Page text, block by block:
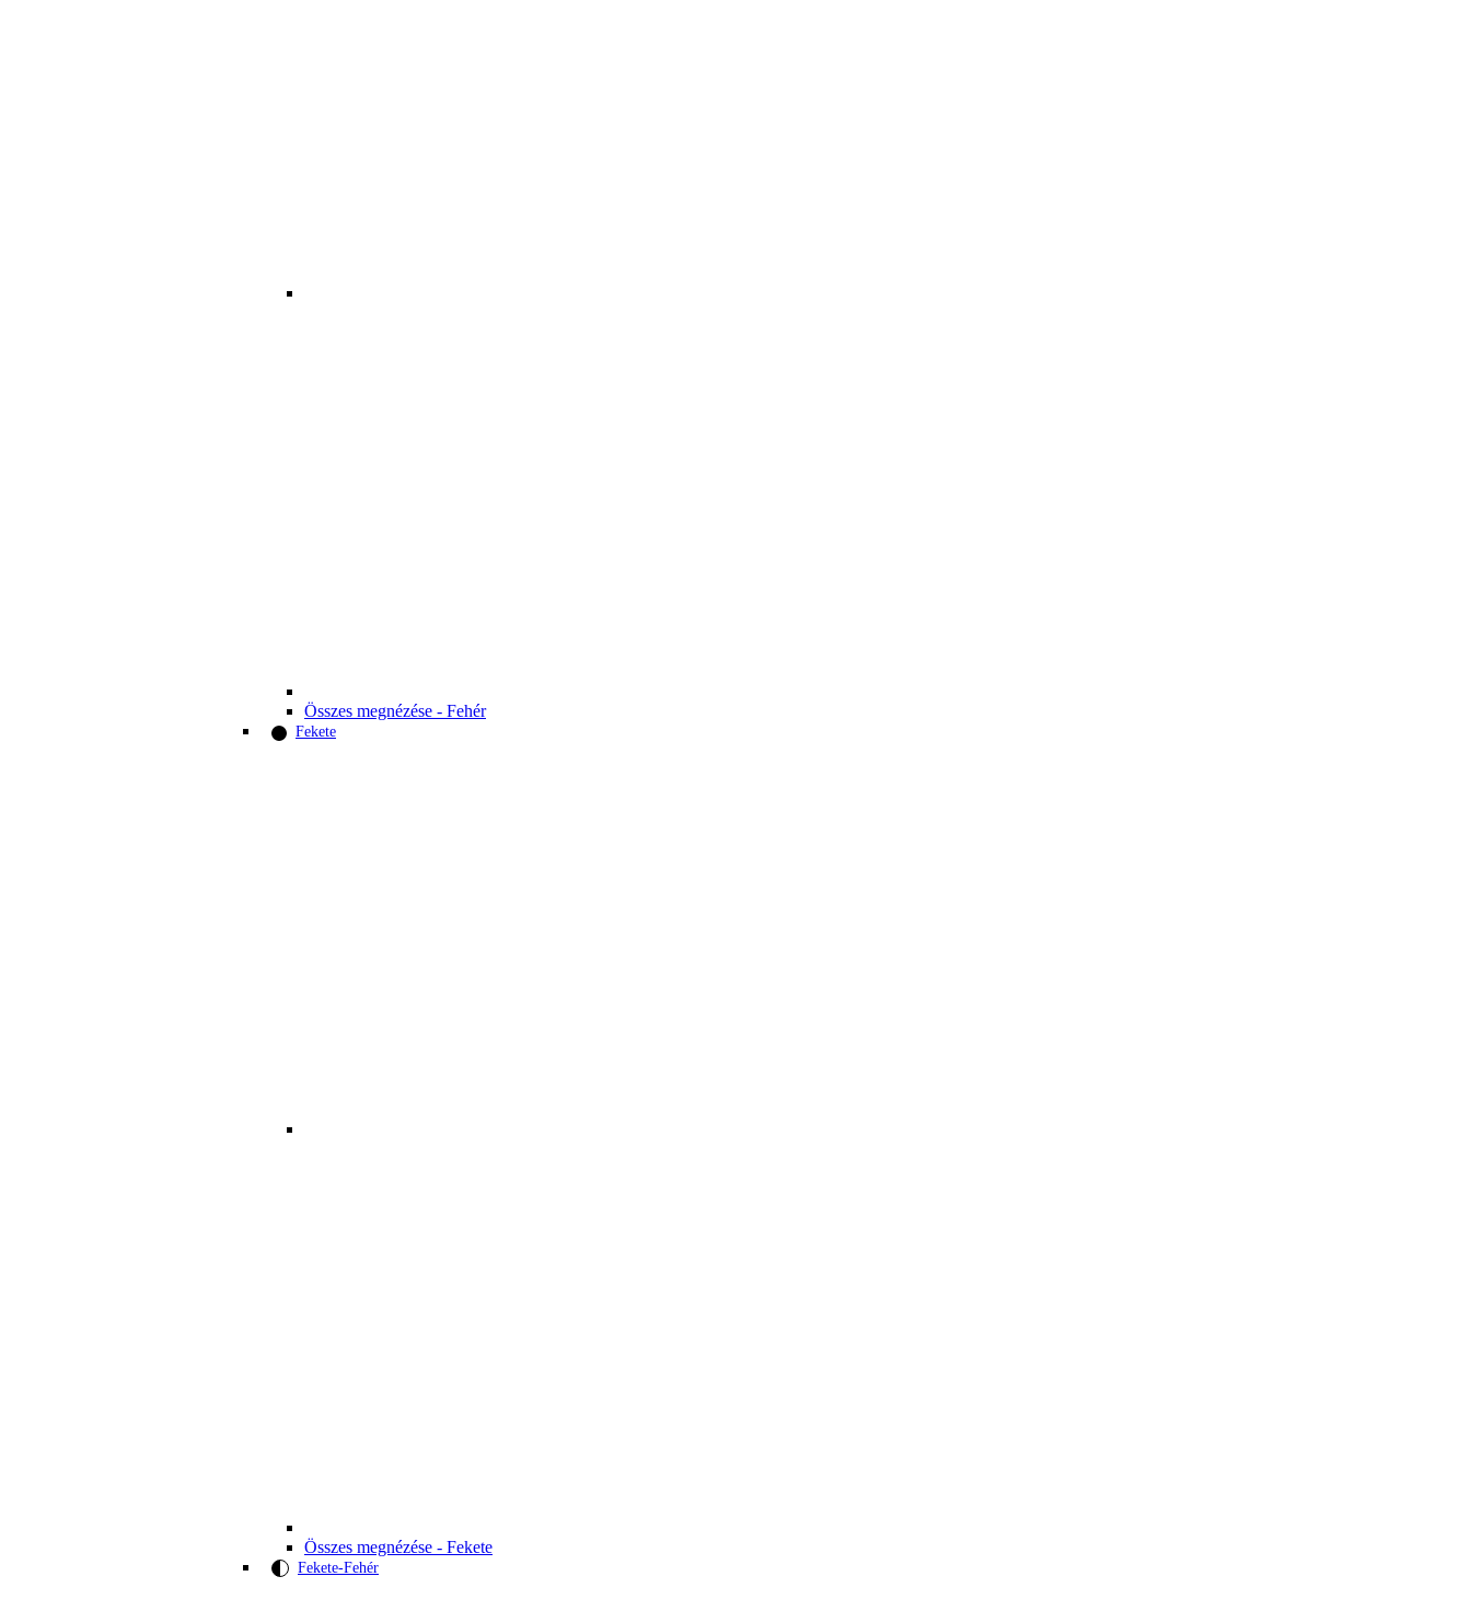
Összes megnézése - Fehér
Fekete
Összes megnézése - Fekete
Fekete-Fehér